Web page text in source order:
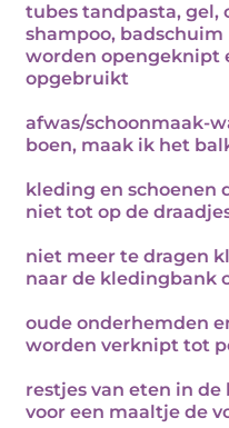
tubes tandpasta, gel,
shampoo, badschuim
worden opengeknipt
opgebruikt
afwas/schoonmaak-
boen, maak ik het
kleding en schoenen
niet tot op de
niet meer te dragen
naar de kledingbank
oude onderhemden
worden verknipt tot
restjes van eten in de
voor een maaltje de